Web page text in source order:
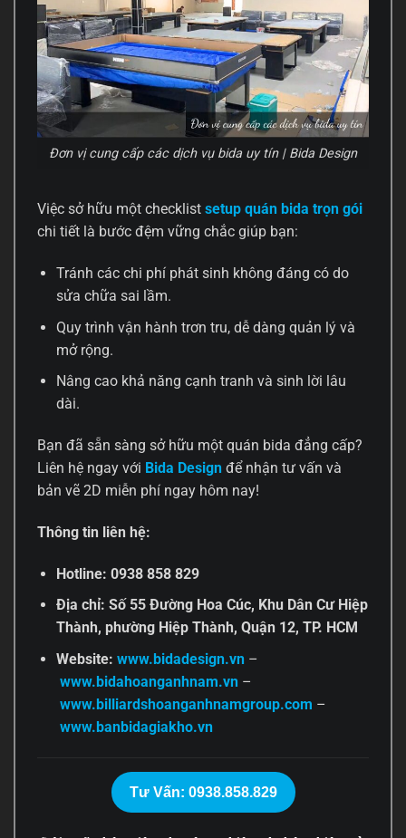
Đơn vị cung cấp các dịch vụ bida uy tín | Bida Design
Việc sở hữu một checklist setup quán bida trọn gói
chi tiết là bước đệm vững chắc giúp bạn:
Tránh các chi phí phát sinh không đáng có do
sửa chữa sai lầm.
Quy trình vận hành trơn tru, dễ dàng quản lý và
mở rộng.
Nâng cao khả năng cạnh tranh và sinh lời lâu
dài.
Bạn đã sẵn sàng sở hữu một quán bida đẳng cấp?
Liên hệ ngay với Bida Design để nhận tư vấn và
bản vẽ 2D miễn phí ngay hôm nay!
Thông tin liên hệ:
Hotline: 0938 858 829
Địa chỉ: Số 55 Đường Hoa Cúc, Khu Dân Cư Hiệp
Thành, phường Hiệp Thành, Quận 12, TP. HCM
Website: www.bidadesign.vn –
www.bidahoanganhnam.vn–
www.billiardshoanganhnamgroup.com –
www.banbidagiakho.vn
Tư Vấn: 0938.858.829